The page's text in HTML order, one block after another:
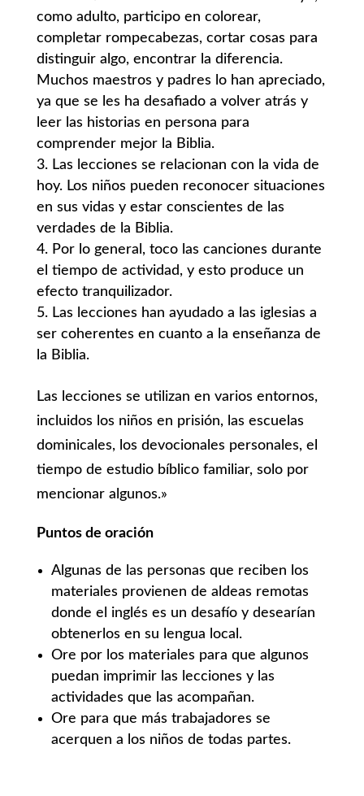
como adulto, participo en colorear,
completar rompecabezas, cortar cosas para
distinguir algo, encontrar la diferencia.
Muchos maestros y padres lo han apreciado,
ya que se les ha desafiado a volver atrás y
leer las historias en persona para
comprender mejor la Biblia.
Las lecciones se relacionan con la vida de
hoy. Los niños pueden reconocer situaciones
en sus vidas y estar conscientes de las
verdades de la Biblia.
Por lo general, toco las canciones durante
el tiempo de actividad, y esto produce un
efecto tranquilizador.
Las lecciones han ayudado a las iglesias a
ser coherentes en cuanto a la enseñanza de
la Biblia.
Las lecciones se utilizan en varios entornos,
incluidos los niños en prisión, las escuelas
dominicales, los devocionales personales, el
tiempo de estudio bíblico familiar, solo por
mencionar algunos.»
Puntos de oración
Algunas de las personas que reciben los
materiales provienen de aldeas remotas
donde el inglés es un desafío y desearían
obtenerlos en su lengua local.
Ore por los materiales para que algunos
puedan imprimir las lecciones y las
actividades que las acompañan.
Ore para que más trabajadores se
acerquen a los niños de todas partes.